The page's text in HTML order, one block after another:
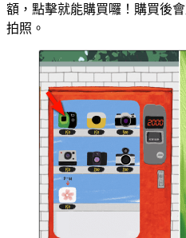
額，點擊就能購買囉！購買後
拍照。